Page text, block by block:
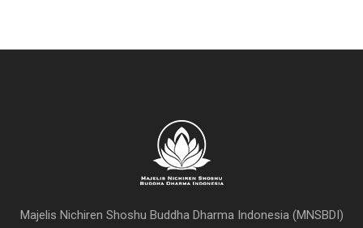
Majelis Nichiren Shoshu Buddha Dharma Indonesia (MNSBDI)